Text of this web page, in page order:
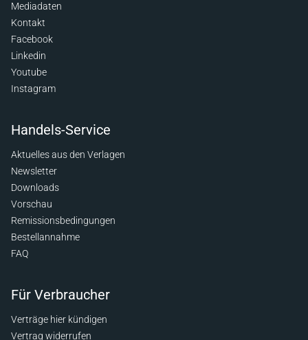
Mediadaten
Kontakt
Facebook
Linkedin
Youtube
Instagram
Handels-Service
Aktuelles aus den Verlagen
Newsletter
Downloads
Vorschau
Remissionsbedingungen
Bestellannahme
FAQ
Für Verbraucher
Verträge hier kündigen
Vertrag widerrufen